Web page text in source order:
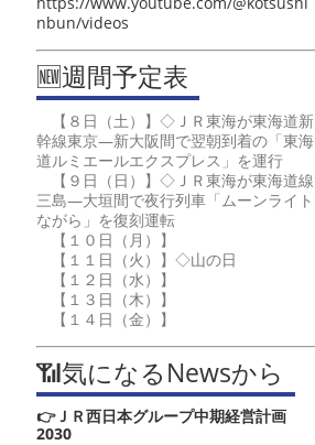
nbun/videos
🆕週間予定表
【８日（土）】◇ＪＲ東海が東海道新
幹線東京―新大阪間で翌朝到着の「東海
道ルミエールエクスプレス」を運行
【９日（日）】◇ＪＲ東海が東海道線
三島―大垣間で夜行列車「ムーンライト
ながら」を復刻運転
【１０日（月）】
【１１日（火）】◇山の日
【１２日（水）】
【１３日（木）】
【１４日（金）】
📶気になるNewsから
👉ＪＲ西日本グループ中期経営計画
2030